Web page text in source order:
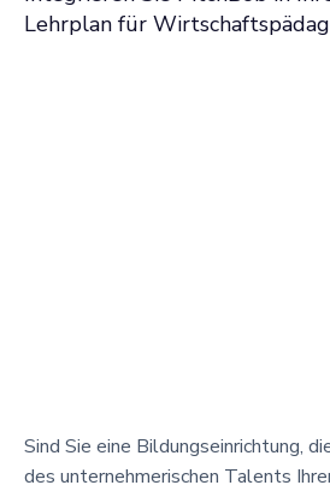
Lehrplan für
Sind Sie eine Bildungseinrichtung,
des unternehmerischen Talents